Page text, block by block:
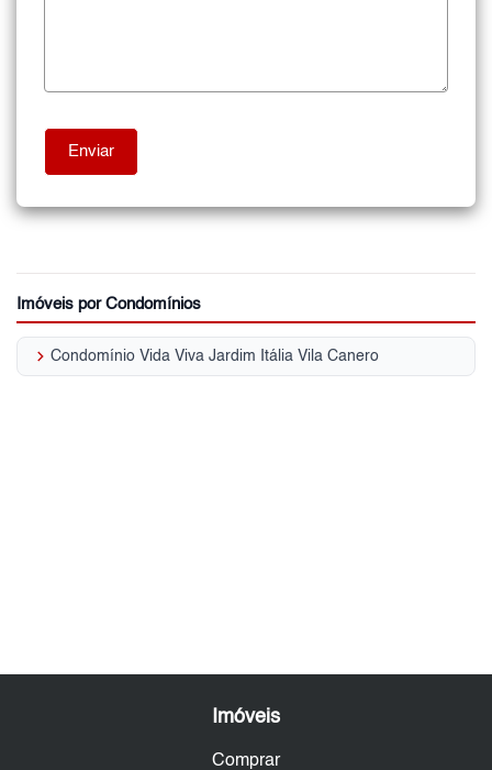
Imóveis por Condomínios
keyboard_arrow_right Condomínio Vida Viva Jardim Itália Vila Canero
Imóveis
Comprar